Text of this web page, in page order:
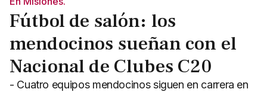
Fútbol de salón: los
mendocinos sueñan con el
Nacional de Clubes C20
- Cuatro equipos mendocinos siguen en carrera en